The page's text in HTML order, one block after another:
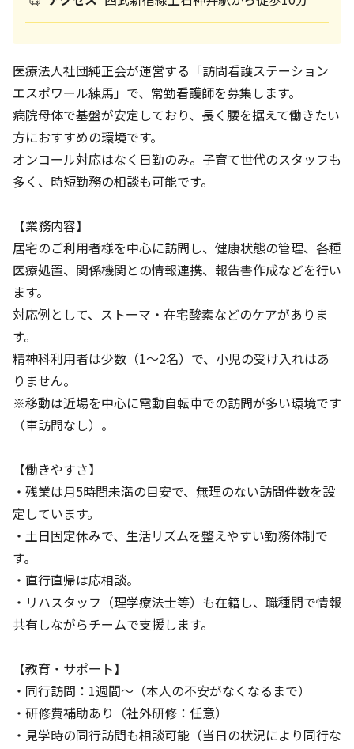
医療法人社団純正会が運営する「訪問看護ステーション
エスポワール練馬」で、常勤看護師を募集します。
病院母体で基盤が安定しており、長く腰を据えて働きたい
方におすすめの環境です。
オンコール対応はなく日勤のみ。子育て世代のスタッフも
多く、時短勤務の相談も可能です。
【業務内容】
居宅のご利用者様を中心に訪問し、健康状態の管理、各種
医療処置、関係機関との情報連携、報告書作成などを行い
ます。
対応例として、ストーマ・在宅酸素などのケアがありま
す。
精神科利用者は少数（1～2名）で、小児の受け入れはあ
りません。
※移動は近場を中心に電動自転車での訪問が多い環境です
（車訪問なし）。
【働きやすさ】
・残業は月5時間未満の目安で、無理のない訪問件数を設
定しています。
・土日固定休みで、生活リズムを整えやすい勤務体制で
す。
・直行直帰は応相談。
・リハスタッフ（理学療法士等）も在籍し、職種間で情報
共有しながらチームで支援します。
【教育・サポート】
・同行訪問：1週間～（本人の不安がなくなるまで）
・研修費補助あり（社外研修：任意）
・見学時の同行訪問も相談可能（当日の状況により同行な